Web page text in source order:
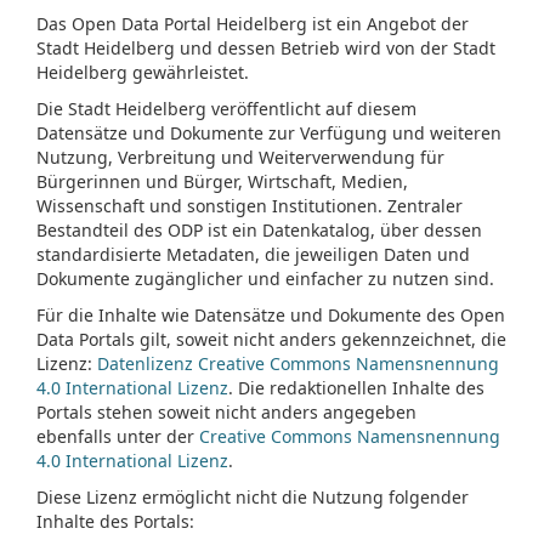
Das Open Data Portal Heidelberg ist ein Angebot der
Stadt Heidelberg und dessen Betrieb wird von der Stadt
Heidelberg gewährleistet.
Die Stadt Heidelberg veröffentlicht auf diesem
Datensätze und Dokumente zur Verfügung und weiteren
Nutzung, Verbreitung und Weiterverwendung für
Bürgerinnen und Bürger, Wirtschaft, Medien,
Wissenschaft und sonstigen Institutionen. Zentraler
Bestandteil des ODP ist ein Datenkatalog, über dessen
standardisierte Metadaten, die jeweiligen Daten und
Dokumente zugänglicher und einfacher zu nutzen sind.
Für die Inhalte wie Datensätze und Dokumente des Open
Data Portals gilt, soweit nicht anders gekennzeichnet, die
Lizenz: Datenlizenz Creative Commons Namensnennung
4.0 International Lizenz. Die redaktionellen Inhalte des
Portals stehen soweit nicht anders angegeben
ebenfalls unter der Creative Commons Namensnennung
4.0 International Lizenz.
Diese Lizenz ermöglicht nicht die Nutzung folgender
Inhalte des Portals: